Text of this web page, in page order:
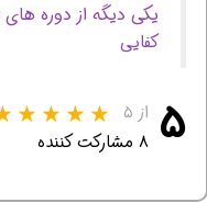
یکی دیگه از دوره های
کفایی
۵ از ۵
۸ مشارکت کننده